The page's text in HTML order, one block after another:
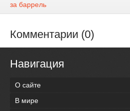
за баррель
Комментарии (0)
Навигация
О сайте
В мире